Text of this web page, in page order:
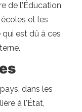
de l'Éducation
et les
est dû à ces
dans les
à l'État,